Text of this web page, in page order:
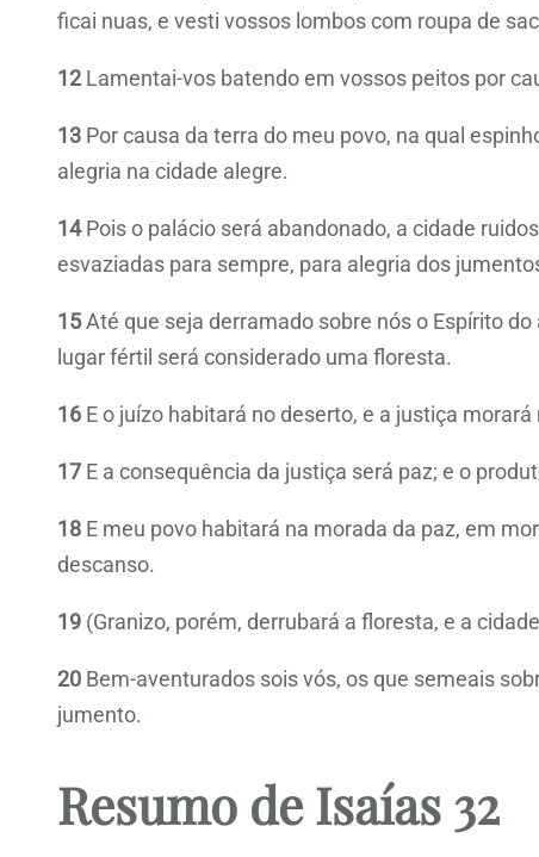
ficai nuas, e vesti vossos lombos com roupa de
12Lamentai-vos batendo em vossos peitos por
13 Por causa da terra do meu povo, na qual
alegria na cidade alegre.
14Pois o palácio será abandonado, a cidade
esvaziadas para sempre, para alegria dos
15Até que seja derramado sobre nós o Espírito
lugar fértil será considerado uma floresta.
16 E o juízo habitará no deserto, e a justiça
17 E a consequência da justiça será paz; e o
18 E meu povo habitará na morada da paz, em
descanso.
19 (Granizo, porém, derrubará a floresta, e a
20 Bem-aventurados sois vós, os que semeais
jumento.
Resumo de Isaías 32